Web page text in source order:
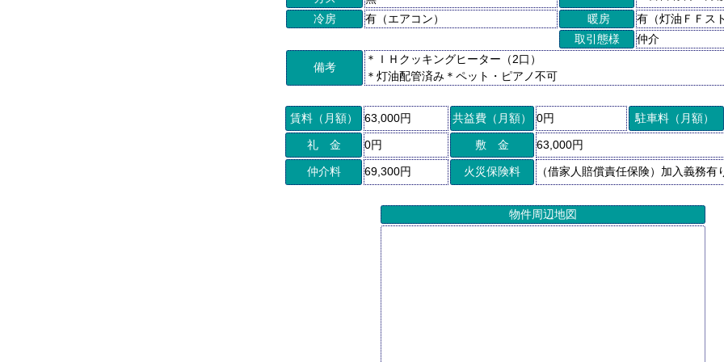
冷房
有（エアコン） 暖房
有（灯油ＦＦス
取引態様
仲介
備考
＊ＩＨクッキングヒーター（2口）
＊灯油配管済み＊ペット・ピアノ不可
賃料（月額） 63,000円 共益費（月額） 0円 駐車料（月額）
礼 金 0円 敷 金 63,000円
仲介料 69,300円 火災保険料 （借家人賠償責任保険）加入義務有
物件周辺地図